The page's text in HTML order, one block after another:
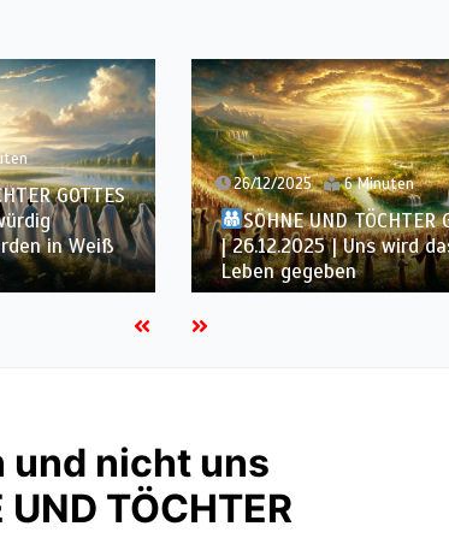
GOTTES
das ewige
25/12/2025 6 Minuten
SÖHNE UND TÖCHTER
| 25.12.2025 | Wir haben
über die Völker
und nicht uns
TÖCHTER